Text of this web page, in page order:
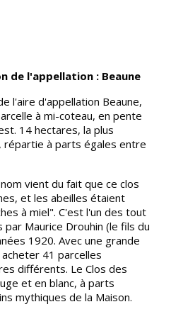
de l'appellation : Beaune
l'aire d'appellation Beaune,
à mi-coteau, en pente
14 hectares, la plus
répartie à parts égales entre
vient du fait que ce clos
et les abeilles étaient
à miel". C'est l'un des tout
Maurice Drouhin (le fils du
1920. Avec une grande
41 parcelles
différents. Le Clos des
et en blanc, à parts
mythiques de la Maison.